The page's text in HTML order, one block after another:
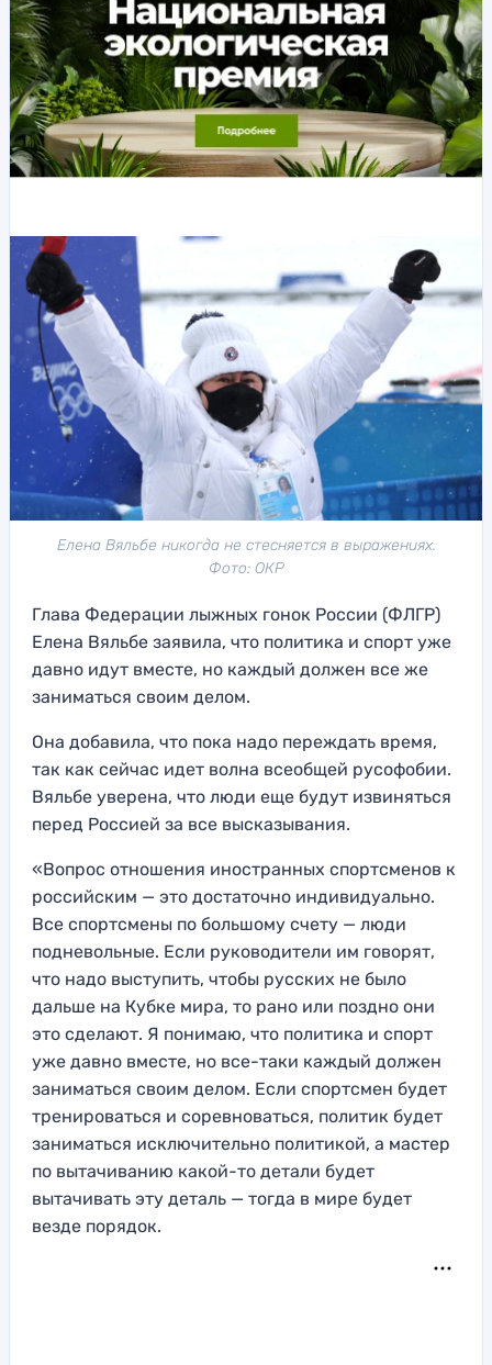
Елена Вяльбе никогда не стесняется в выражениях.
Фото: ОКР
Глава Федерации лыжных гонок России (ФЛГР)
Елена Вяльбе заявила, что политика и спорт уже
давно идут вместе, но каждый должен все же
заниматься своим делом.
Она добавила, что пока надо переждать время,
так как сейчас идет волна всеобщей русофобии.
Вяльбе уверена, что люди еще будут извиняться
перед Россией за все высказывания.
«Вопрос отношения иностранных спортсменов к
российским — это достаточно индивидуально.
Все спортсмены по большому счету — люди
подневольные. Если руководители им говорят,
что надо выступить, чтобы русских не было
дальше на Кубке мира, то рано или поздно они
это сделают. Я понимаю, что политика и спорт
уже давно вместе, но все-таки каждый должен
заниматься своим делом. Если спортсмен будет
тренироваться и соревноваться, политик будет
заниматься исключительно политикой, а мастер
по вытачиванию какой-то детали будет
вытачивать эту деталь — тогда в мире будет
везде порядок.